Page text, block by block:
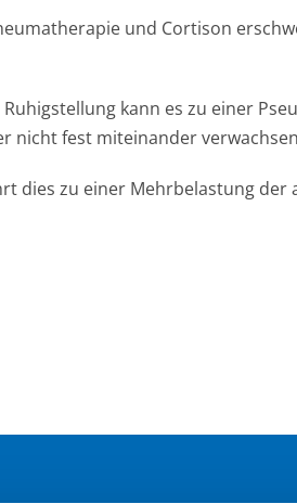
und Cortison
kann es zu einer
nicht fest miteinander
dies zu einer Mehrbelastung der